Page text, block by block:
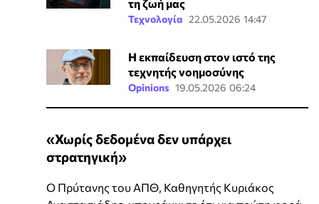
τη ζωή μας
Τεχνολογία 22.05.2026 14:47
Η εκπαίδευση στον ιστό της
τεχνητής νοημοσύνης
Opinions 19.05.2026 06:24
«Χωρίς δεδομένα δεν υπάρχει
στρατηγική»
Ο Πρύτανης του ΑΠΘ, Καθηγητής Κυριάκος